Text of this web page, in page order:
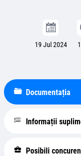
19 Jul 2024
Documentația
Informații
Posibili